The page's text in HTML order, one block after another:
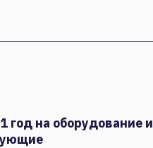
год на оборудование и